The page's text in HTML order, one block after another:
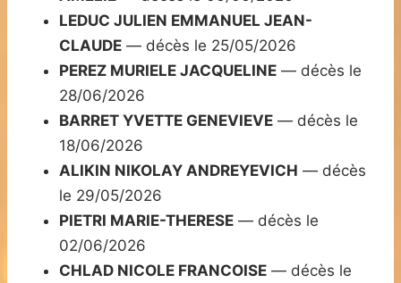
LEDUC JULIEN EMMANUEL JEAN-
CLAUDE — décès le 25/05/2026
PEREZ MURIELE JACQUELINE — décès le
28/06/2026
BARRET YVETTE GENEVIEVE — décès le
18/06/2026
ALIKIN NIKOLAY ANDREYEVICH — décès
le 29/05/2026
PIETRI MARIE-THERESE — décès le
02/06/2026
CHLAD NICOLE FRANCOISE — décès le